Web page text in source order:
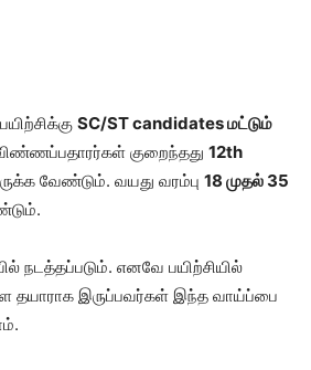
SC/ST candidates மட்டும்
குறைந்தது 12th
வேண்டும். வயது வரம்பு 18 முதல் 35
நடத்தப்படும். எனவே பயிற்சியில்
தயாராக இருப்பவர்கள் இந்த வாய்ப்பை